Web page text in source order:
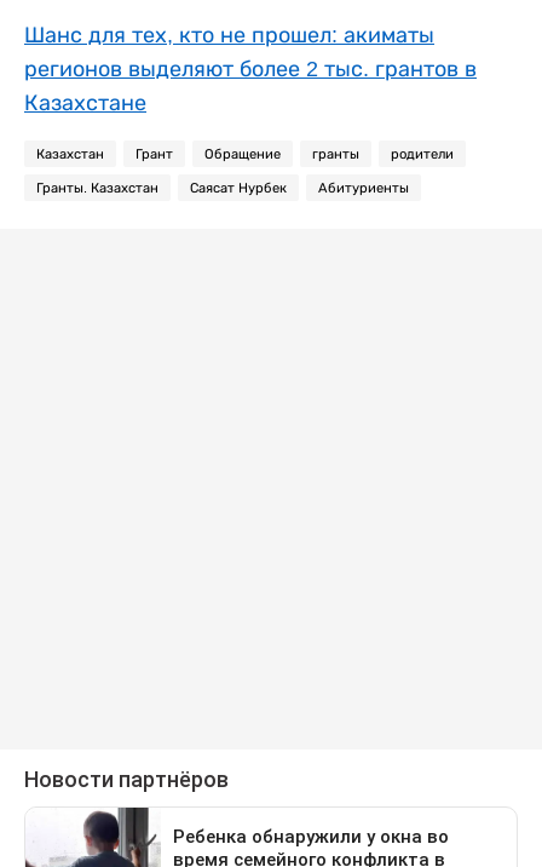
Шанс для тех, кто не прошел: акиматы
регионов выделяют более 2 тыс. грантов в
Казахстане
Казахстан Грант Обращение гранты родители
Гранты. Казахстан Саясат Нурбек Абитуриенты